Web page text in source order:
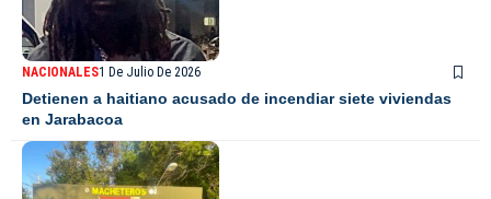
NACIONALES1 De Julio De 2026
Detienen a haitiano acusado de incendiar siete viviendas
en Jarabacoa